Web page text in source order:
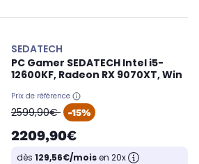
SEDATECH
PC Gamer SEDATECH Intel i5-
12600KF, Radeon RX 9070XT, Win
Prix de référence
oldPrice
2599,90€ -15%
2209,90€
dès 129,56€/moisen 20x